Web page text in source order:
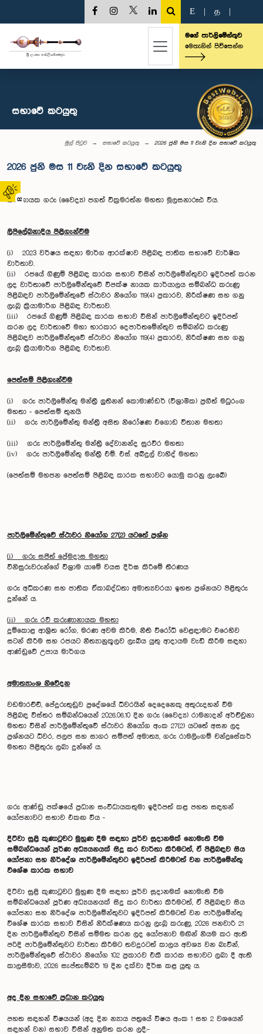
02
E த
මගේ පාර්ලිමේන්තුව
මෙතැනින් පිවිසෙන්න
සභාවේ කටයුතු
මුල් පිටුව සභාවේ කටයුතු 2026 ජුනි මස 11 වැනි දින සභාවේ කටයුතු
2026 ජුනි මස 11 වැනි දින සභාවේ කටයුතු
කථානායක ගරු (වෛද්‍ය) ජගත් වික්‍රමරත්න මහතා මූලසනාරූඪ විය.
ලිපිලේඛනාදිය පිළිගැන්වීම
(i) 2023 වර්ෂය සඳහා මාර්ග ආරක්ෂාව පිළිබඳ ජාතික සභාවේ වාර්ෂික
වාර්තාව.
(ii) රජයේ ගිණුම් පිළිබඳ කාරක සභාව විසින් පාර්ලිමේන්තුවට ඉදිරිපත් කරන
ලද වාර්තාවේ පාර්ලිමේන්තුවේ විපක්ෂ නායක කාර්යාලය සම්බන්ධ කරුණු
පිළිබඳව පාර්ලිමේන්තුවේ ස්ථාවර නියෝග 119(4) ප්‍රකාරව, නිරීක්ෂණ සහ ගනු
ලැබූ ක්‍රියාමාර්ග පිළිබඳ වාර්තාව.
(iii) රජයේ ගිණුම් පිළිබඳ කාරක සභාව විසින් පාර්ලිමේන්තුවට ඉදිරිපත්
කරන ලද වාර්තාවේ මහා භාරකාර දෙපාර්තමේන්තුව සම්බන්ධ කරුණු
පිළිබඳව පාර්ලිමේන්තුවේ ස්ථාවර නියෝග 119(4) ප්‍රකාරව, නිරීක්ෂණ සහ ගනු
ලැබූ ක්‍රියාමාර්ග පිළිබඳ වාර්තාව.
පෙත්සම් පිළිගැන්වීම
(i) ගරු පාර්ලිමේන්තු මන්ත්‍රී ලුතිනන් කොමාණ්ඩර් (විශ්‍රාමික) ප්‍රගීත් මධුරංග
මහතා - පෙත්සම් තුනයි
(ii) ගරු පාර්ලිමේන්තු මන්ත්‍රී අසිත නිරෝෂණ එගොඩ විතාන මහතා
(iii) ගරු පාර්ලිමේන්තු මන්ත්‍රී දේවානන්ද සුරවීර මහතා
(iv) ගරු පාර්ලිමේන්තු මන්ත්‍රී එම්. එස්. අබ්දුල් වාහිද් මහතා
(පෙත්සම් මහජන පෙත්සම් පිළිබඳ කාරක සභාවට යොමු කරනු ලැබේ)
පාර්ලිමේන්තුවේ ස්ථාවර නියෝග 27(2) යටතේ ප්‍රශ්න
(i) ගරු සජිත් ප්‍රේමදාස මහතා
විනිසුරුවරුන්ගේ විශ්‍රාම යාමේ වයස දීර්ඝ කිරීමේ තීරණය
ගරු අධිකරණ සහ ජාතික ඒකාබද්ධතා අමාත්‍යවරයා ඉහත ප්‍රශ්නයට පිළිතුරු
දුන්නේ ය.
(ii) ගරු රවී කරුණානායක මහතා
දුම්කොළ ආශ්‍රිත රෝග, මරණ අවම කිරීම, නීති විරෝධී වෙළඳාමට එරෙහිව
සටන් කිරීම සහ රජයට නීත්‍යානුකූලව ලැබිය යුතු ආදායම වැඩි කිරීම සඳහා
ආණ්ඩුවේ උපාය මාර්ගය
අමාත්‍යාංශ නිවේදන
වඩමාරච්චි, පේදුරුතුඩුව ප්‍රදේශයේ ධීවරයින් දෙදෙනෙකු අතුරුදහන් වීම
පිළිබඳ විස්තර සම්බන්ධයෙන් 2026.06.10 දින ගරු (වෛද්‍ය) රාමනාදන් අර්ච්චුනා
මහතා විසින් පාර්ලිමේන්තුවේ ස්ථාවර නියෝග අංක 27(2) යටතේ අසන ලද
ප්‍රශ්නයට ධීවර, ජලජ සහ සාගර සම්පත් අමාත්‍ය, ගරු රාමලිංගම් චන්ද්‍රසේකර්
මහතා පිළිතුරු ලබා දුන්නේ ය.
ගරු ආණ්ඩු පක්ෂයේ ප්‍රධාන සංවිධායකතුමා ඉදිරිපත් කළ පහත සඳහන්
යෝජනාවට සභාව එකඟ විය -
දිට්වා සුළි කුණාටුවට මුහුණ දීම සඳහා පූර්ව සූදානමක් නොමැති වීම
සම්බන්ධයෙන් පූර්ණ අධ්‍යයනයක් සිදු කර වාර්තා කිරීමටත්, ඒ පිළිබඳව සිය
යෝජනා සහ නිර්දේශ පාර්ලිමේන්තුවට ඉදිරිපත් කිරීමටත් වන පාර්ලිමේන්තු
විශේෂ කාරක සභාව
දිට්වා සුළි කුණාටුවට මුහුණ දීම සඳහා පූර්ව සූදානමක් නොමැති වීම
සම්බන්ධයෙන් පූර්ණ අධ්‍යයනයක් සිදු කර වාර්තා කිරීමටත්, ඒ පිළිබඳව සිය
යෝජනා සහ නිර්දේශ පාර්ලිමේන්තුවට ඉදිරිපත් කිරීමටත් වන පාර්ලිමේන්තු
විශේෂ කාරක සභාව විසින් නිරීක්ෂණය කරනු ලැබූ කරුණු, 2026 ජනවාරි 21
දින පාර්ලිමේන්තුව විසින් සම්මත කරන ලද යෝජනාව මඟින් නියම කර ඇති
පරිදි පාර්ලිමේන්තුවට වාර්තා කිරීමට තවදුරටත් කාලය අවශ්‍ය වන බැවින්,
පාර්ලිමේන්තුවේ ස්ථාවර නියෝග 102 ප්‍රකාරව එකී කාරක සභාවට ලබා දී ඇති
කාලසීමාව, 2026 සැප්තැම්බර් 19 දින දක්වා දීර්ඝ කළ යුතු ය.
අද දින සභාවේ ප්‍රධාන කටයුතු
පහත සඳහන් විෂයයන් (අද දින න්‍යාය පත්‍රයේ විෂය අංක 1 සහ 2 වශයෙන්
සඳහන් වන) සභාව විසින් අනුමත කරන ලදී:-